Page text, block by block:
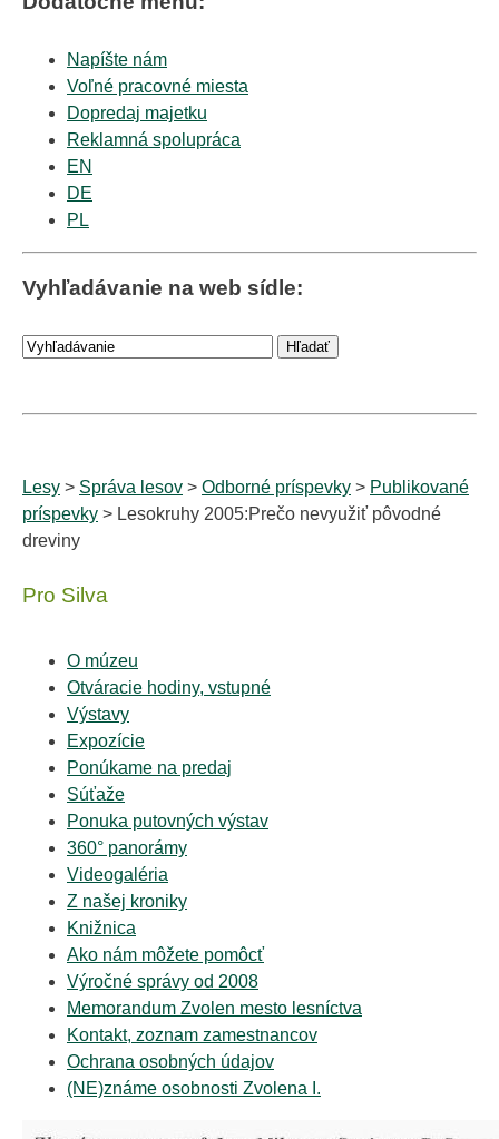
Napíšte nám
Voľné pracovné miesta
Dopredaj majetku
Reklamná spolupráca
EN
DE
PL
Vyhľadávanie na web sídle:
Lesy > Správa lesov > Odborné príspevky > Publikované
príspevky > Lesokruhy 2005:Prečo nevyužiť pôvodné
dreviny
Pro Silva
O múzeu
Otváracie hodiny, vstupné
Výstavy
Expozície
Ponúkame na predaj
Súťaže
Ponuka putovných výstav
360° panorámy
Videogaléria
Z našej kroniky
Knižnica
Ako nám môžete pomôcť
Výročné správy od 2008
Memorandum Zvolen mesto lesníctva
Kontakt, zoznam zamestnancov
Ochrana osobných údajov
(NE)známe osobnosti Zvolena I.